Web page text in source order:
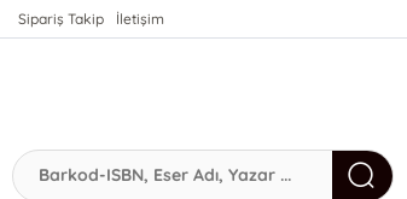
Sipariş Takip İletişim